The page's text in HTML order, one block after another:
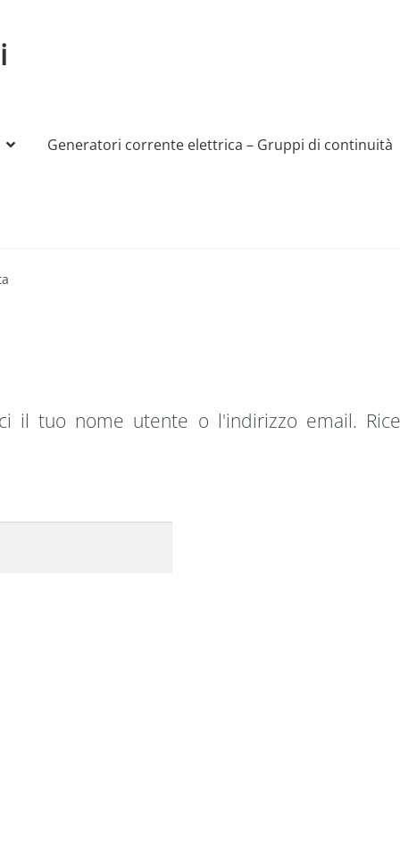
Generatori corrente elettrica – Gruppi di continuità
il tuo nome utente o l'indirizzo email.